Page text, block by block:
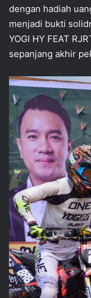
dengan hadiah
menjadi bukti
YOGI HY FEAT
sepanjang akhir